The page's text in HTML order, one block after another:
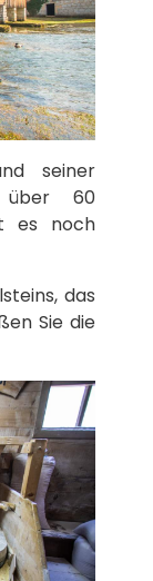
seiner
über 60
es noch
das
Sie die